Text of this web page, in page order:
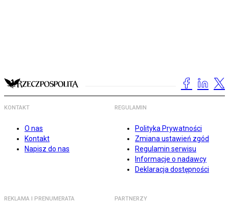
KONTAKT
O nas
Kontakt
Napisz do nas
REGULAMIN
Polityka Prywatności
Zmiana ustawień zgód
Regulamin serwisu
Informacje o nadawcy
Deklaracja dostępności
REKLAMA I PRENUMERATA PARTNERZY